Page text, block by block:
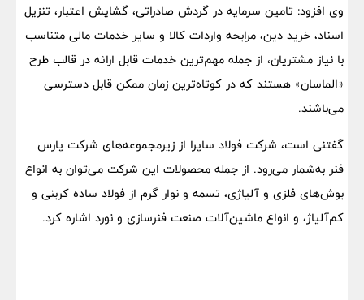
وی افزود: تامین سرمایه در گردش صادراتی، گشایش اعتبار، تنزیل
اسناد، خرید دین، مرابحه واردات کالا و سایر خدمات مالی متناسب
با نیاز مشتریان، از جمله مهم‌ترین خدمات قابل ارائه در قالب طرح
«الماسان» هستند که در کوتاه‌ترین زمان ممکن قابل دسترسی
می‌باشند.
گفتنی است، شرکت فولاد ساپرا از زیرمجموعه‌های شرکت پارس
فنر به‌شمار می‌رود. از جمله محصولات این شرکت می‌توان به انواع
بوش‌های فلزی و آلیاژی، تسمه و نوار گرم از فولاد ساده کربنی و
کم‌آلیاژ، و انواع ماشین‌آلات صنعت فنرسازی و نورد اشاره کرد.